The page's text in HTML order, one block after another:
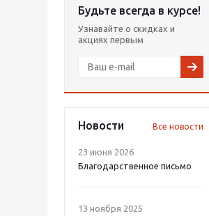
Будьте всегда в курсе!
Узнавайте о скидках и
акциях первым
Новости Все новости
23 июня 2026
Благодарственное письмо
13 ноября 2025